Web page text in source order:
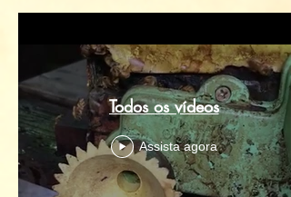
Todos os vídeos
Assista agora